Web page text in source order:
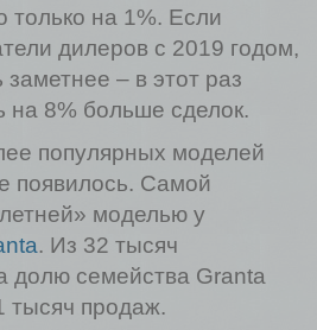
только на 1%. Если
дилеров с 2019 годом,
– в этот раз
на 8% больше сделок.
популярных моделей
появилось. Самой
моделью у
. Из 32 тысяч
долю семейства Granta
тысяч продаж.